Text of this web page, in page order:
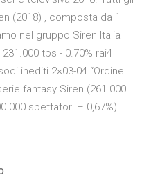
(2018) , composta da 1
nel gruppo Siren Italia
tps - 0.70% rai4
inediti 2×03-04 “Ordine
fantasy Siren (261.000
spettatori – 0,67%).